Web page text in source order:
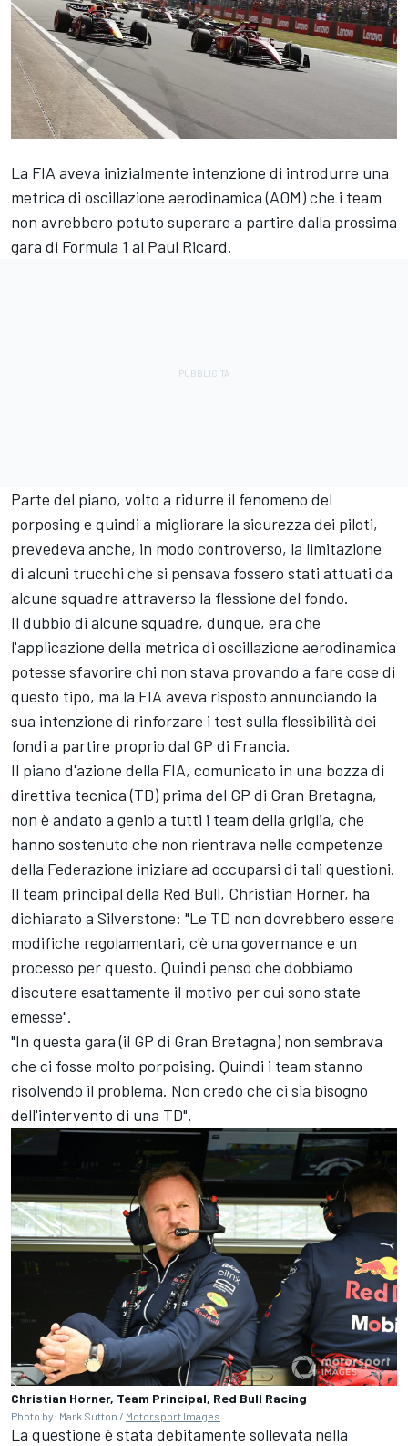
La FIA aveva inizialmente intenzione di introdurre una
metrica di oscillazione aerodinamica (AOM) che i team
non avrebbero potuto superare a partire dalla prossima
gara di Formula 1 al Paul Ricard.
Parte del piano, volto a ridurre il fenomeno del
porposing e quindi a migliorare la sicurezza dei piloti,
prevedeva anche, in modo controverso, la limitazione
di alcuni trucchi che si pensava fossero stati attuati da
alcune squadre attraverso la flessione del fondo.
Il dubbio di alcune squadre, dunque, era che
l'applicazione della metrica di oscillazione aerodinamica
potesse sfavorire chi non stava provando a fare cose di
questo tipo, ma la FIA aveva risposto annunciando la
sua intenzione di rinforzare i test sulla flessibilità dei
fondi a partire proprio dal GP di Francia.
Il piano d'azione della FIA, comunicato in una bozza di
direttiva tecnica (TD) prima del GP di Gran Bretagna,
non è andato a genio a tutti i team della griglia, che
hanno sostenuto che non rientrava nelle competenze
della Federazione iniziare ad occuparsi di tali questioni.
Il team principal della Red Bull, Christian Horner, ha
dichiarato a Silverstone: "Le TD non dovrebbero essere
modifiche regolamentari, c'è una governance e un
processo per questo. Quindi penso che dobbiamo
discutere esattamente il motivo per cui sono state
emesse".
"In questa gara (il GP di Gran Bretagna) non sembrava
che ci fosse molto porpoising. Quindi i team stanno
risolvendo il problema. Non credo che ci sia bisogno
dell'intervento di una TD".
Christian Horner, Team Principal, Red Bull Racing
Photo by: Mark Sutton / Motorsport Images
La questione è stata debitamente sollevata nella